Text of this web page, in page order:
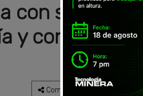
con
y
Compartir